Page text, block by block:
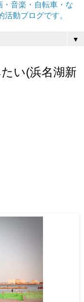
音楽・自転車・な
活動ブログです。
▼
い(浜名湖新